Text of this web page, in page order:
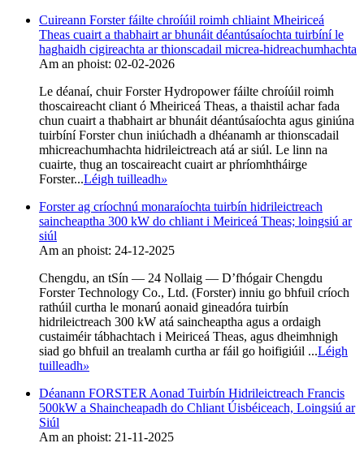
Cuireann Forster fáilte chroíúil roimh chliaint Mheiriceá
Theas cuairt a thabhairt ar bhunáit déantúsaíochta tuirbíní le
haghaidh cigireachta ar thionscadail micrea-hidreachumhachta
Am an phoist: 02-02-2026
Le déanaí, chuir Forster Hydropower fáilte chroíúil roimh
thoscaireacht cliant ó Mheiriceá Theas, a thaistil achar fada
chun cuairt a thabhairt ar bhunáit déantúsaíochta agus giniúna
tuirbíní Forster chun iniúchadh a dhéanamh ar thionscadail
mhicreachumhachta hidrileictreach atá ar siúl. Le linn na
cuairte, thug an toscaireacht cuairt ar phríomhtháirge
Forster...Léigh tuilleadh»
Forster ag críochnú monaraíochta tuirbín hidrileictreach
saincheaptha 300 kW do chliant i Meiriceá Theas; loingsiú ar
siúl
Am an phoist: 24-12-2025
Chengdu, an tSín — 24 Nollaig — D’fhógair Chengdu
Forster Technology Co., Ltd. (Forster) inniu go bhfuil críoch
rathúil curtha le monarú aonaid gineadóra tuirbín
hidrileictreach 300 kW atá saincheaptha agus a ordaigh
custaiméir tábhachtach i Meiriceá Theas, agus dheimhnigh
siad go bhfuil an trealamh curtha ar fáil go hoifigiúil ...Léigh
tuilleadh»
Déanann FORSTER Aonad Tuirbín Hidrileictreach Francis
500kW a Shaincheapadh do Chliant Úisbéiceach, Loingsiú ar
Siúl
Am an phoist: 21-11-2025